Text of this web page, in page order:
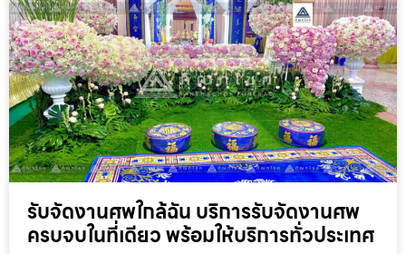
รับจัดงานศพใกล้ฉัน บริการรับจัดงานศพ
ครบจบในที่เดียว พร้อมให้บริการทั่วประเทศ